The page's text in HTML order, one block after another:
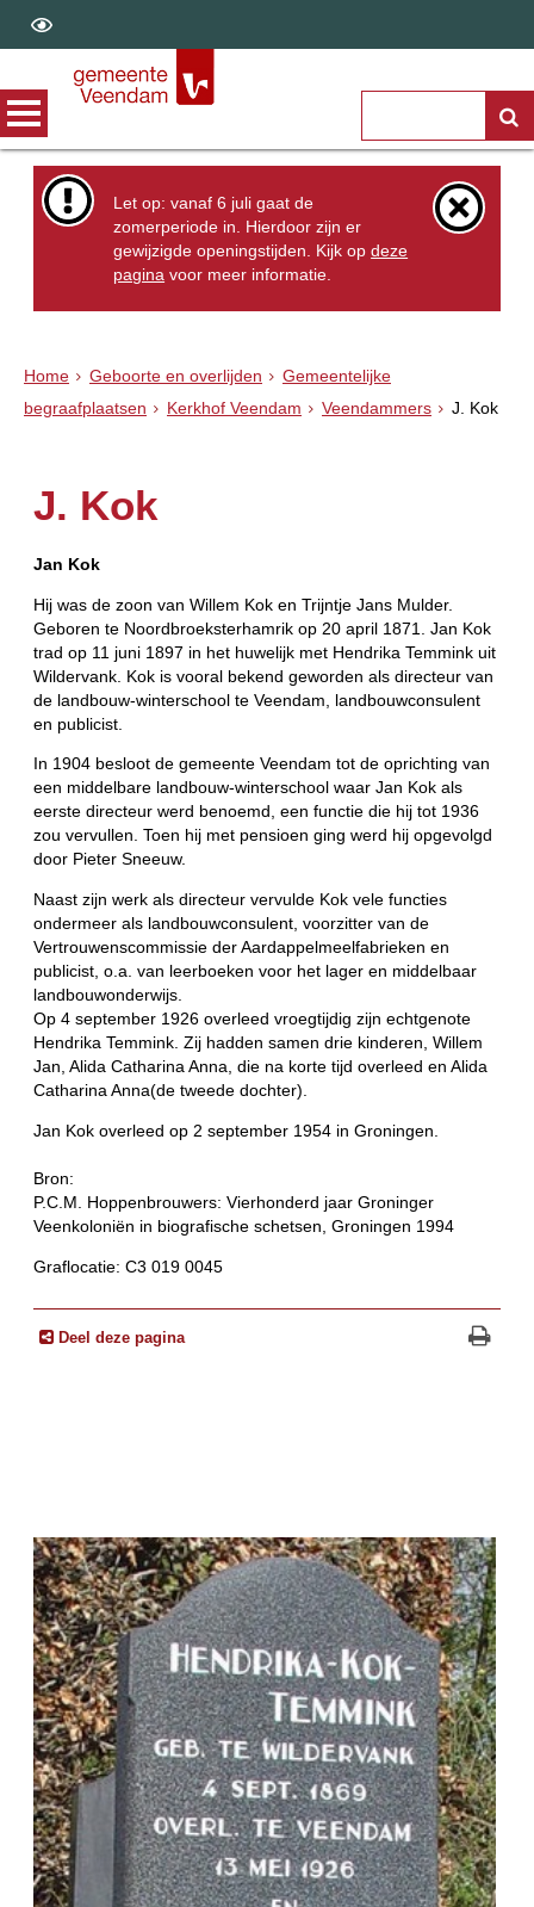
Let op: vanaf 6 juli gaat de
zomerperiode in. Hierdoor zijn er
gewijzigde openingstijden. Kijk opdeze
pagina voor meer informatie.
Home Geboorte en overlijden
Gemeentelijke
begraafplaatsen
Kerkhof Veendam Veendammers J. Kok
J. Kok
Jan Kok
Hij was de zoon van Willem Kok en Trijntje Jans Mulder.
Geboren te Noordbroeksterhamrik op 20 april 1871. Jan Kok
trad op 11 juni 1897 in het huwelijk met Hendrika Temmink uit
Wildervank. Kok is vooral bekend geworden als directeur van
de landbouw-winterschool te Veendam, landbouwconsulent
en publicist.
In 1904 besloot de gemeente Veendam tot de oprichting van
een middelbare landbouw-winterschool waar Jan Kok als
eerste directeur werd benoemd, een functie die hij tot 1936
zou vervullen. Toen hij met pensioen ging werd hij opgevolgd
door Pieter Sneeuw.
Naast zijn werk als directeur vervulde Kok vele functies
ondermeer als landbouwconsulent, voorzitter van de
Vertrouwenscommissie der Aardappelmeelfabrieken en
publicist, o.a. van leerboeken voor het lager en middelbaar
landbouwonderwijs.
Op 4 september 1926 overleed vroegtijdig zijn echtgenote
Hendrika Temmink. Zij hadden samen drie kinderen, Willem
Jan, Alida Catharina Anna, die na korte tijd overleed en Alida
Catharina Anna(de tweede dochter).
Jan Kok overleed op 2 september 1954 in Groningen.
Bron:
P.C.M. Hoppenbrouwers: Vierhonderd jaar Groninger
Veenkoloniën in biografische schetsen, Groningen 1994
Graflocatie: C3 019 0045
Deel deze pagina